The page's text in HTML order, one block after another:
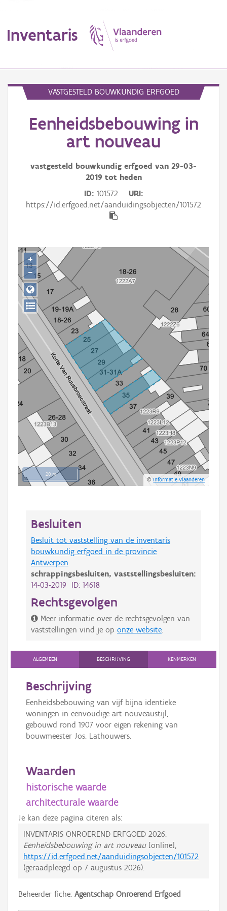
Inventaris
Erfgoedobject
Waarneming
Gebeurtenis
Downloads
Hergebruik
Aanmelden
VASTGESTELD BOUWKUNDIG ERFGOED
Eenheidsbebouwing in
art nouveau
vastgesteld bouwkundig erfgoed van 29-03-
2019 tot heden
ID 101572
URI
https://id.erfgoed.net/aanduidingsobjecten/101572
20 m
©Informatie Vlaanderen
+
−
Besluiten
Besluit tot vaststelling van de inventaris
bouwkundig erfgoed in de provincie
Antwerpen
schrappingsbesluiten, vaststellingsbesluiten:
14-03-2019 ID: 14618
Rechtsgevolgen
Meer informatie over de rechtsgevolgen van
vaststellingen vind je op onze website
ALGEMEEN BESCHRIJVING KENMERKEN
Beschrijving
Eenheidsbebouwing van vijf bijna identieke
woningen in eenvoudige art-nouveaustijl,
gebouwd rond 1907 voor eigen rekening van
bouwmeester Jos. Lathouwers.
Waarden
historische waarde
architecturale waarde
Je kan deze pagina citeren als:
INVENTARIS ONROEREND ERFGOED 2026:
Eenheidsbebouwing in art nouveau[online],
https://id.erfgoed.net/aanduidingsobjecten/101572
(geraadpleegd op 7 augustus 2026).
Beheerder fiche: Agentschap Onroerend Erfgoed